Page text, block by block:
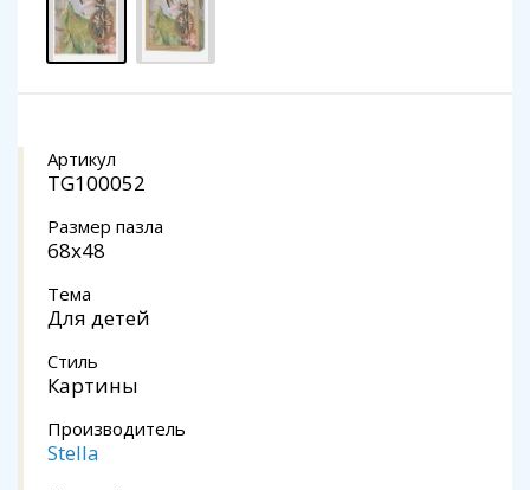
Артикул
TG100052
Размер пазла
68x48
Тема
Для детей
Стиль
Картины
Производитель
Stella